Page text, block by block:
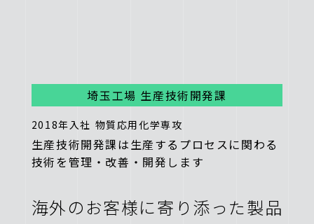
埼玉工場 生産技術開発課
2018年入社 物質応用化学専攻
生産技術開発課は生産するプロセスに関わる
技術を管理・改善・開発します
海外のお客様に寄り添った製品